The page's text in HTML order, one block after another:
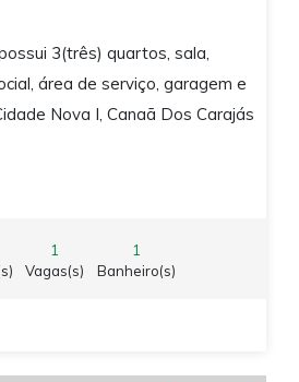
3(três) quartos, sala,
área de serviço, garagem e
Nova I, Canaã Dos Carajás
1
Vagas(s)
1
Banheiro(s)